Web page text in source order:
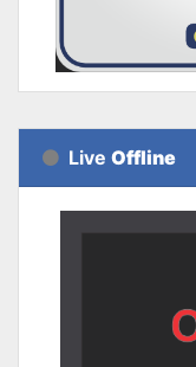
Live Offline